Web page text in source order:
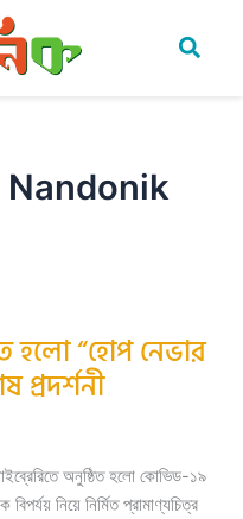
হলো “হোপ নেভার
প্রদর্শনী
অনুষ্ঠিত হলো কোভিড-১৯
নিয়ে নির্মিত প্রামাণ্যচিত্র